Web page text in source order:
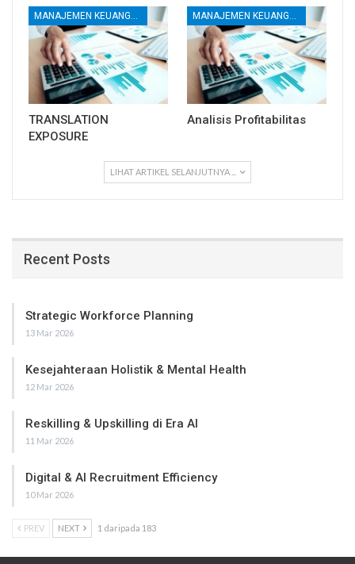
MANAJEMEN KEUANGAN
TRANSLATION
EXPOSURE
MANAJEMEN KEUANGAN
Analisis Profitabilitas
LIHAT ARTIKEL SELANJUTNYA ...
Recent Posts
Strategic Workforce Planning
13 Mar 2026
Kesejahteraan Holistik & Mental Health
12 Mar 2026
Reskilling & Upskilling di Era AI
11 Mar 2026
Digital & AI Recruitment Efficiency
10 Mar 2026
PREV NEXT 1 daripada 183